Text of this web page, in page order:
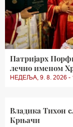
Патријарх
лечио именом
НЕДЕЉА, 9. 8. 2026 -
Владика Тихон
Крњачи